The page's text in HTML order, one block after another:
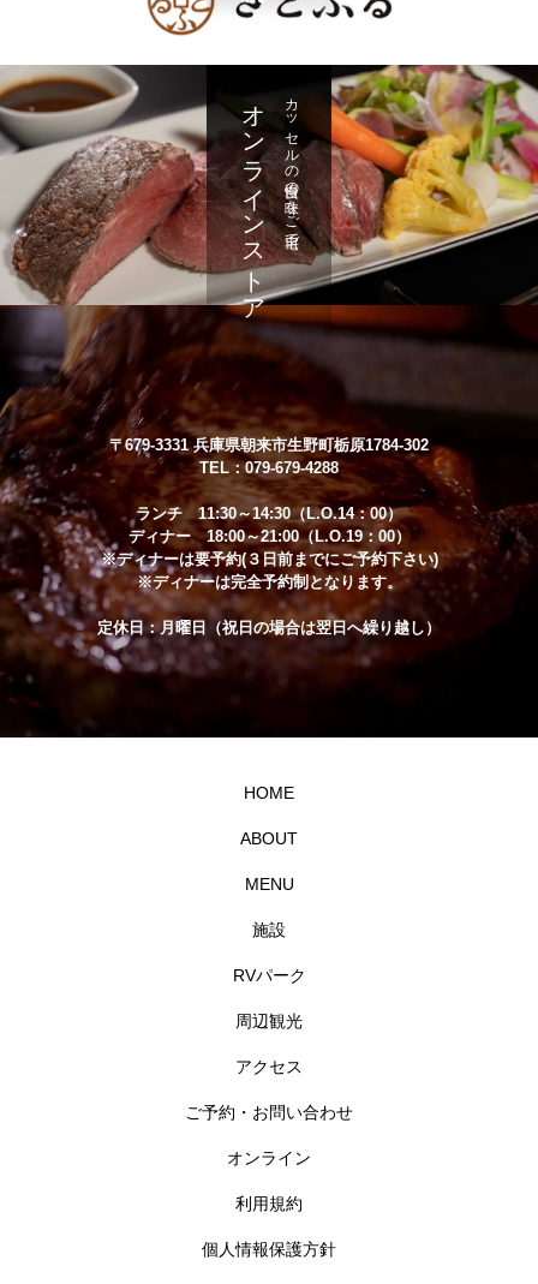
カッセルの自慢の味をご自宅で
オンラインストア
〒679-3331 兵庫県朝来市生野町栃原1784-302
TEL：079-679-4288
ランチ 11:30～14:30（L.O.14：00）
ディナー 18:00～21:00（L.O.19：00）
※ディナーは要予約(３日前までにご予約下さい)
※ディナーは完全予約制となります。
定休日：月曜日（祝日の場合は翌日へ繰り越し）
HOME
ABOUT
MENU
施設
RVパーク
周辺観光
アクセス
ご予約・お問い合わせ
オンライン
利用規約
個人情報保護方針